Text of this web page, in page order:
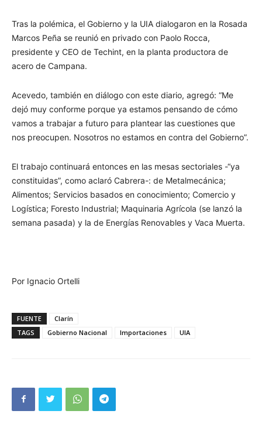
Tras la polémica, el Gobierno y la UIA dialogaron en la Rosada
Marcos Peña se reunió en privado con Paolo Rocca,
presidente y CEO de Techint, en la planta productora de
acero de Campana.
Acevedo, también en diálogo con este diario, agregó: “Me
dejó muy conforme porque ya estamos pensando de cómo
vamos a trabajar a futuro para plantear las cuestiones que
nos preocupen. Nosotros no estamos en contra del Gobierno”.
El trabajo continuará entonces en las mesas sectoriales -“ya
constituidas”, como aclaró Cabrera-: de Metalmecánica;
Alimentos; Servicios basados en conocimiento; Comercio y
Logística; Foresto Industrial; Maquinaria Agrícola (se lanzó la
semana pasada) y la de Energías Renovables y Vaca Muerta.
Por Ignacio Ortelli
FUENTE
Clarín
TAGS
Gobierno Nacional Importaciones UIA